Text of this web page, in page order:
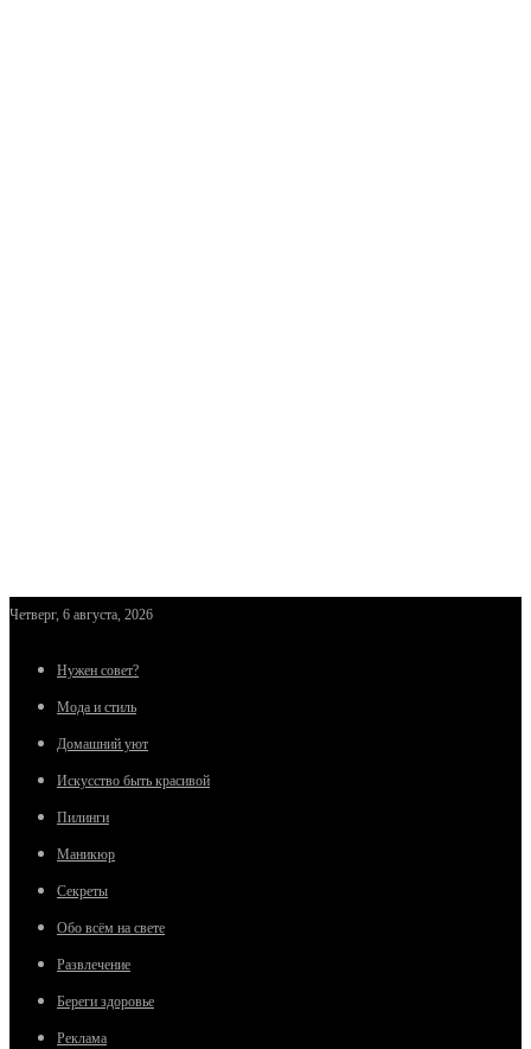
Четверг, 6 августа, 2026
Нужен совет?
Мода и стиль
Домашний уют
Искусство быть красивой
Пилинги
Маникюр
Секреты
Обо всём на свете
Развлечение
Береги здоровье
Реклама